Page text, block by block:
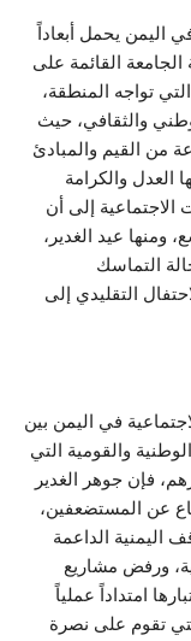
اليمن يحمل أبعاداً
القائمة على
تواجه المنطقة،
والثقافي، حيث
من القيم والمبادئ
العدل والكرامة
الاجتماعية إلى أن
ومنها عيد الغدير،
التماسك
التقليدي إلى
في اليمن بين
والقومية التي
فإن جوهر الغدير
عن المستضعفين،
اليمنية الداعمة
ورفض مشاريع
امتداداً عملياً
تقوم على نصرة